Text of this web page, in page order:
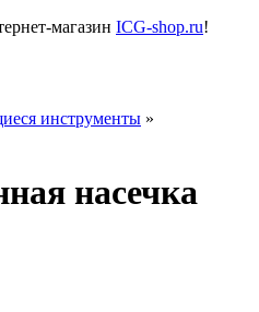
магазин ICG-shop.ru!
инструменты »
насечка